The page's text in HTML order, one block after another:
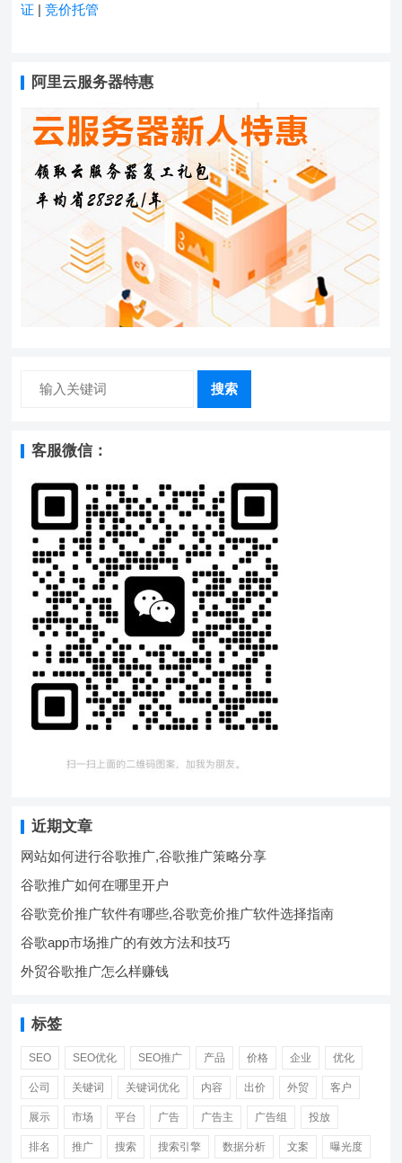
证 |竞价托管
阿里云服务器特惠
搜索
客服微信：
近期文章
网站如何进行谷歌推广,谷歌推广策略分享
谷歌推广如何在哪里开户
谷歌竞价推广软件有哪些,谷歌竞价推广软件选择指南
谷歌app市场推广的有效方法和技巧
外贸谷歌推广怎么样赚钱
标签
SEO SEO优化 SEO推广 产品 价格 企业 优化
公司 关键词 关键词优化 内容 出价 外贸 客户
展示 市场 平台 广告 广告主 广告组 投放
排名 推广 搜索 搜索引擎 数据分析 文案 曝光度